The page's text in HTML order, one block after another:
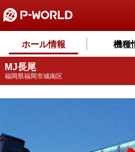
ホール情報 機種
MJ長尾
福岡県福岡市城南区